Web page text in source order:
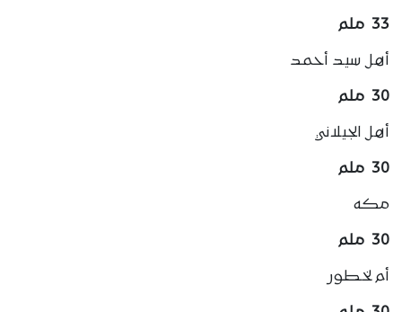
33 ملم
أهل سيد أحمد
30 ملم
أهل الجيلاني
30 ملم
مكه
30 ملم
أم لخطور